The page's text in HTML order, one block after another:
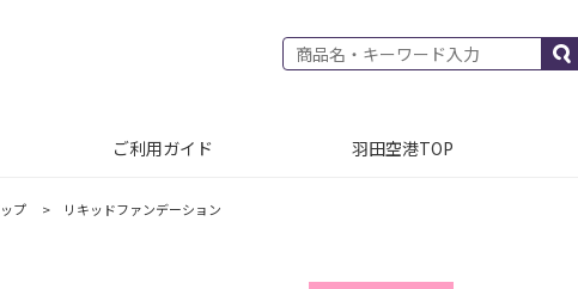
ご利用ガイド 羽田空港TOP
プ >
リキッドファンデーション